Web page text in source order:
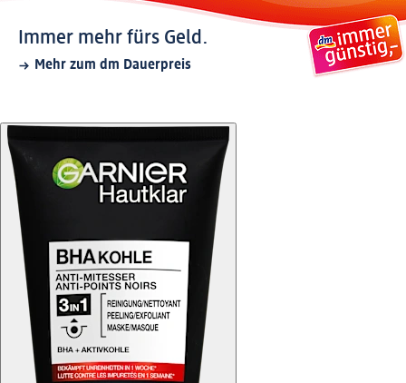
Immer mehr fürs Geld.
Mehr zum dm Dauerpreis